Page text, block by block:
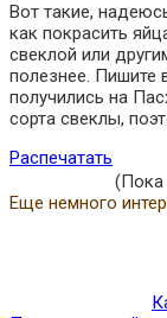
Вот такие,
как покрасить
свеклой или
полезнее. Пишите
получились на
сорта свеклы,
Распечатать
(Пока
Еще немного